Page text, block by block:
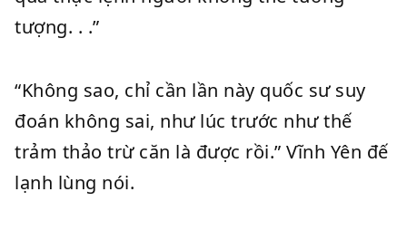
tượng. . .”
“Không sao, chỉ cần lần này quốc sư suy
đoán không sai, như lúc trước như thế
trảm thảo trừ căn là được rồi.” Vĩnh Yên đế
lạnh lùng nói.